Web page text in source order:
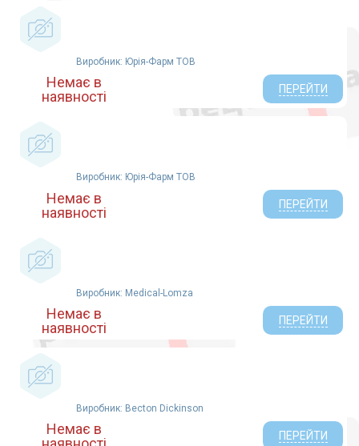
Виробник: Юрiя-Фарм ТОВ
Немає в
наявності
ПЕРЕЙТИ
Виробник: Юрiя-Фарм ТОВ
Немає в
наявності
ПЕРЕЙТИ
Виробник: Medical-Lomza
Немає в
наявності
ПЕРЕЙТИ
Виробник: Becton Dickinson
Немає в
ПЕРЕЙТИ